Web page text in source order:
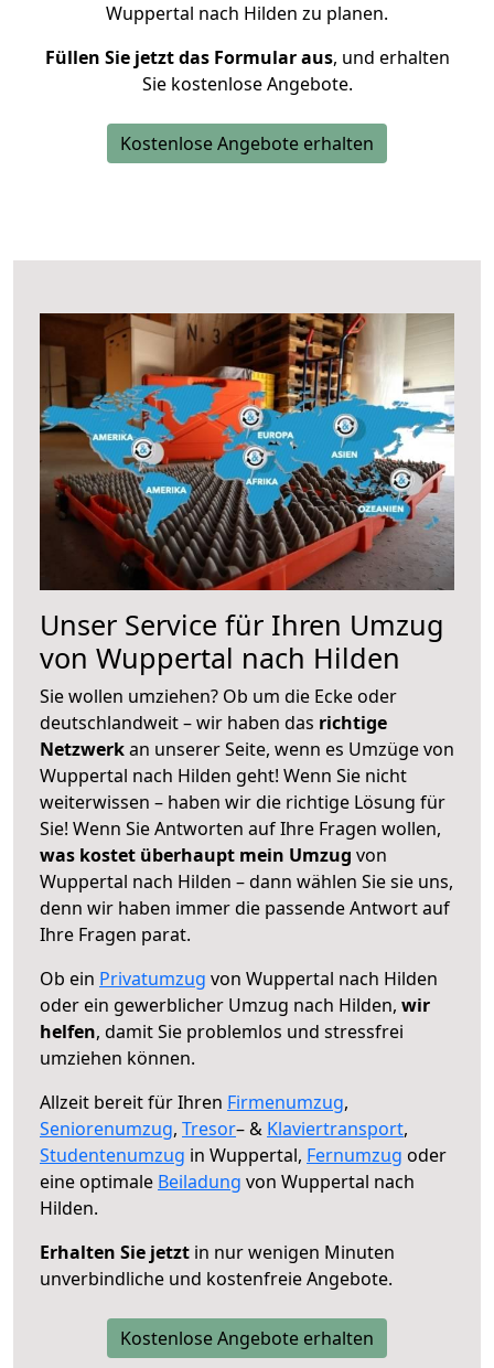
Wuppertal nach Hilden zu planen.
Füllen Sie jetzt das Formular aus, und erhalten
Sie kostenlose Angebote.
Kostenlose Angebote erhalten
Unser Service für Ihren Umzug
von Wuppertal nach Hilden
Sie wollen umziehen? Ob um die Ecke oder
deutschlandweit – wir haben das richtige
Netzwerkan unserer Seite, wenn es Umzüge von
Wuppertal nach Hilden geht! Wenn Sie nicht
weiterwissen – haben wir die richtige Lösung für
Sie! Wenn Sie Antworten auf Ihre Fragen wollen,
was kostet überhaupt mein Umzug von
Wuppertal nach Hilden – dann wählen Sie sie uns,
denn wir haben immer die passende Antwort auf
Ihre Fragen parat.
Ob ein Privatumzug von Wuppertal nach Hilden
oder ein gewerblicher Umzug nach Hilden, wir
helfen, damit Sie problemlos und stressfrei
umziehen können.
Allzeit bereit für Ihren Firmenumzug,
Seniorenumzug, Tresor– & Klaviertransport,
Studentenumzug in Wuppertal, Fernumzug oder
eine optimale Beiladung von Wuppertal nach
Hilden.
Erhalten Sie jetzt in nur wenigen Minuten
unverbindliche und kostenfreie Angebote.
Kostenlose Angebote erhalten